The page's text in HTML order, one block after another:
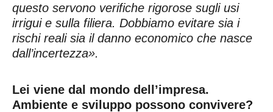
questo servono verifiche rigorose sugli usi
irrigui e sulla filiera. Dobbiamo evitare sia i
rischi reali sia il danno economico che nasce
dall’incertezza».
Lei viene dal mondo dell’impresa.
Ambiente e sviluppo possono convivere?